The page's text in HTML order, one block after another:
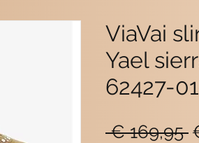
ViaVai
Yael
62427-
€ 169,95